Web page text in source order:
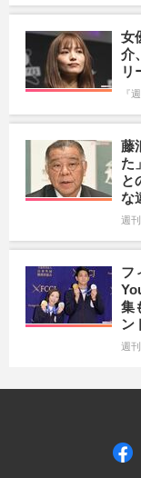
女
介
リ
『
藤
た
と
な
週
フ
集
ン
週